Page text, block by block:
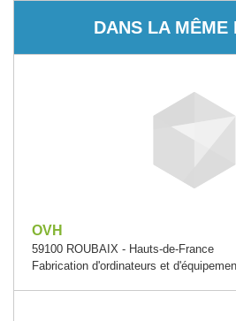
DANS LA MÊME
OVH
59100 ROUBAIX - Hauts-de-France
Fabrication d'ordinateurs et